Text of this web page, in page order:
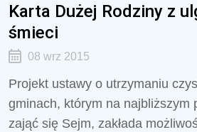
Karta Dużej Rodziny z
śmieci
08 wrz 2015
Projekt ustawy o utrzymaniu
gminach, którym na najbliższym
zająć się Sejm, zakłada